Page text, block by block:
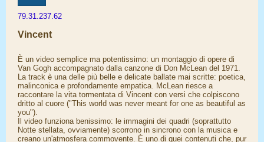
79.31.237.62
Vincent
È un video semplice ma potentissimo: un montaggio di opere di
Van Gogh accompagnato dalla canzone di Don McLean del 1971.
La track è una delle più belle e delicate ballate mai scritte: poetica,
malinconica e profondamente empatica. McLean riesce a
raccontare la vita tormentata di Vincent con versi che colpiscono
dritto al cuore ("This world was never meant for one as beautiful as
you").
Il video funziona benissimo: le immagini dei quadri (soprattutto
Notte stellata, ovviamente) scorrono in sincrono con la musica e
creano un'atmosfera commovente. È uno di quei contenuti che, pur